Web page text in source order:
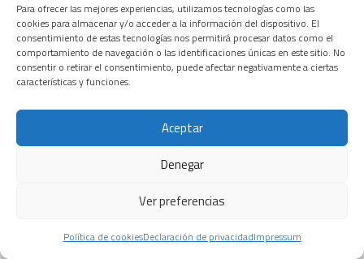
Para ofrecer las mejores experiencias, utilizamos tecnologías como las
cookies para almacenar y/o acceder a la información del dispositivo. El
consentimiento de estas tecnologías nos permitirá procesar datos como el
comportamiento de navegación o las identificaciones únicas en este sitio. No
consentir o retirar el consentimiento, puede afectar negativamente a ciertas
características y funciones.
Aceptar
Denegar
Ver preferencias
Política de cookiesDeclaración de privacidadImpressum